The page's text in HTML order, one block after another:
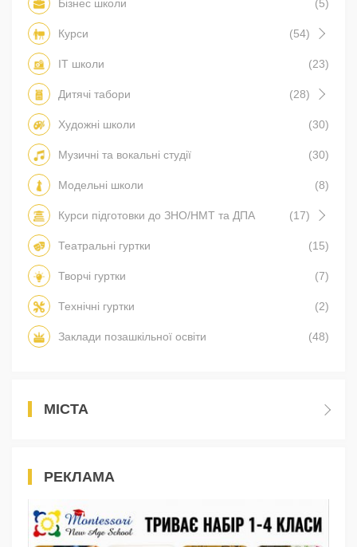
Бізнес школи (5)
Курси (54)
IT школи (23)
Дитячі табори (28)
Художні школи (30)
Музичні та вокальні студії (30)
Модельні школи (8)
Курси підготовки до ЗНО/НМТ та ДПА (17)
Театральні гуртки (15)
Творчі гуртки (7)
Технічні гуртки (2)
Заклади позашкільної освіти (48)
МІСТА
РЕКЛАМА